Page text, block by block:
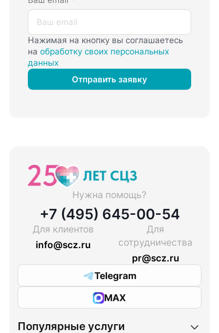
Нажимая на кнопку вы соглашаетесь
наобработку своих персональных
данных
Отправить заявку
Нужна помощь?
+7 (495) 645-00-54
Для клиентов
info@scz.ru
Для
сотрудничества
pr@scz.ru
Telegram
MAX
Популярные услуги